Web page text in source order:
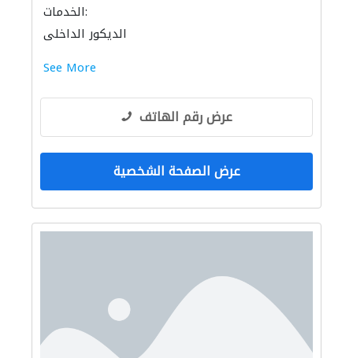
الخدمات:
الديكور الداخلي
See More
عرض رقم الهاتف
عرض الصفحة الشخصية